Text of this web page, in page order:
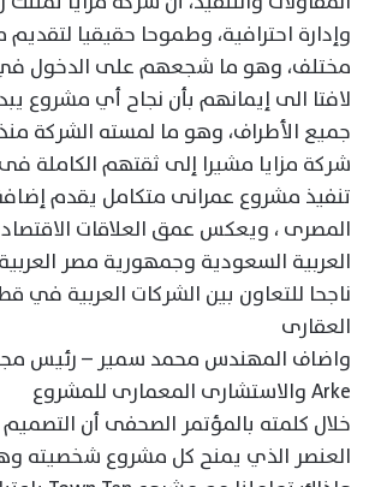
وإدارة احترافية، وطموحا حقيقيا
مختلف، وهو ما شجعهم على الدخول في
لافتا الى إيمانهم بأن نجاح أي مشروع
جميع الأطراف، وهو ما لمسته الشركة
شركة مزايا مشيرا إلى ثقتهم الكاملة
تنفيذ مشروع عمرانى متكامل يقدم
المصرى ، ويعكس عمق العلاقات
العربية السعودية وجمهورية مصر
ناجحا للتعاون بين الشركات العربية في
العقارى
واضاف المهندس محمد سمير – رئيس
Arke والاستشارى المعمارى للمشروع
خلال كلمته بالمؤتمر الصحفى أن
العنصر الذي يمنح كل مشروع شخصيته